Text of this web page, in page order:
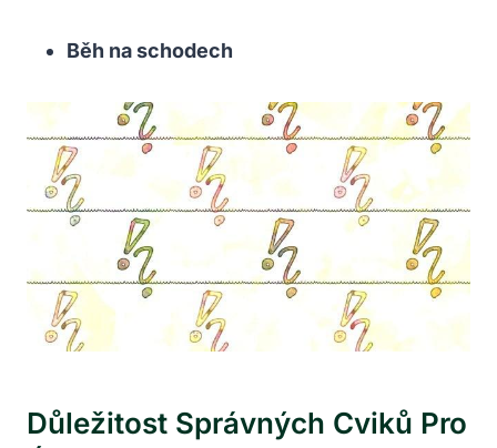
Běh na schodech
Důležitost Správných Cviků Pro